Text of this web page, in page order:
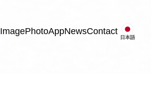
ImagePhotoAppNewsContact
日本語